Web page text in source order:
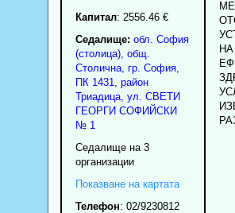
Капитал: 2556.46 €
Седалище: обл. София
(столица), общ.
Столична, гр. София,
ПК 1431
район
Триадица, ул. СВЕТИ
ГЕОРГИ СОФИЙСКИ
№ 1
Седалище на 3
организации
Показване на картата
Телефон: 02/9230812